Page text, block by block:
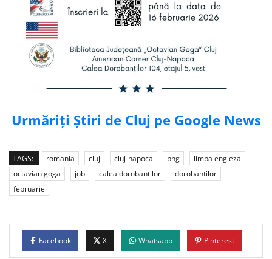
Urmăriți Știri de Cluj pe Google News
TAGS: romania cluj cluj-napoca png
limba engleza
octavian goga
job calea dorobantilor
dorobantilor
februarie
Facebook X Whatsapp Pinterest